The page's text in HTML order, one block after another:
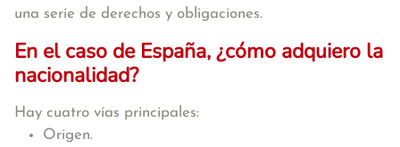
una serie de derechos y obligaciones.
En el caso de España, ¿cómo adquiero la
nacionalidad?
Hay cuatro vías principales:
Origen.